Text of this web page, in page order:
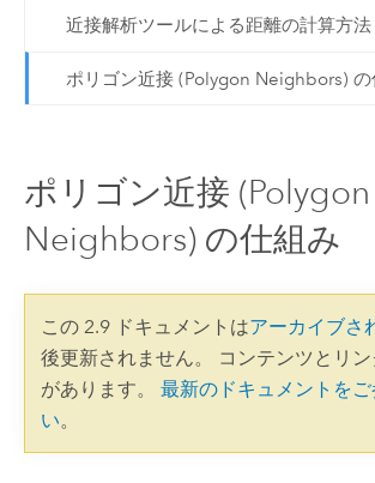
近接解析ツールによる距離の計算方法
ポリゴン近接 (Polygon Neighbors) の
ポリゴン近接 (Polygon
Neighbors) の仕組み
この 2.9 ドキュメントはアーカイブさ
後更新されません。 コンテンツとリ
があります。 最新のドキュメントをご
い。